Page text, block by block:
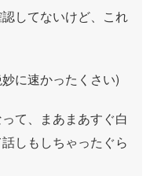
してないけど、これ
に速かったくさい)
て、まあまあすぐ白
しもしちゃったぐら